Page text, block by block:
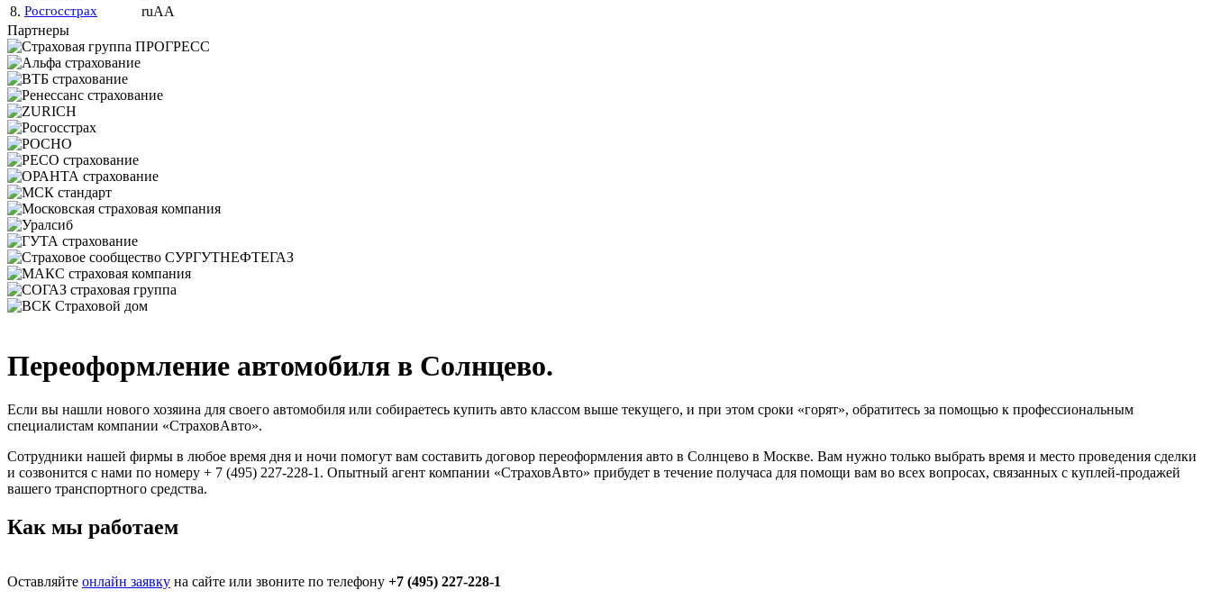
8. Росгосстрах
ruAA
Партнеры
Переоформление автомобиля в Солнцево.
Если вы нашли нового хозяина для своего автомобиля или собираетесь купить авто классом выше текущего, и при этом сроки «горят», обратитесь за помощью к профессиональным
специалистам компании «СтраховАвто».
Сотрудники нашей фирмы в любое время дня и ночи помогут вам составить договор переоформления авто в Солнцево в Москве. Вам нужно только выбрать время и место проведения сделки
и созвонится с нами по номеру + 7 (495) 227-228-1. Опытный агент компании «СтраховАвто» прибудет в течение получаса для помощи вам во всех вопросах, связанных с куплей-продажей
вашего транспортного средства.
Как мы работаем
Оставляйте онлайн заявку на сайте или звоните по телефону +7 (495) 227-228-1